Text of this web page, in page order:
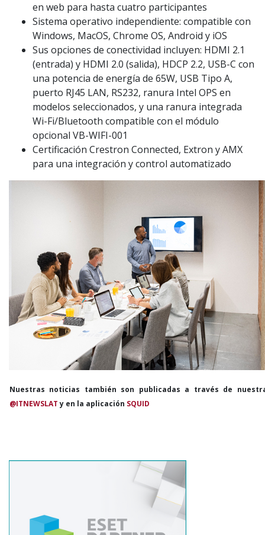
en web para hasta cuatro participantes
Sistema operativo independiente: compatible con
Windows, MacOS, Chrome OS, Android y iOS
Sus opciones de conectividad incluyen: HDMI 2.1
(entrada) y HDMI 2.0 (salida), HDCP 2.2, USB-C con
una potencia de energía de 65W, USB Tipo A,
puerto RJ45 LAN, RS232, ranura Intel OPS en
modelos seleccionados, y una ranura integrada
Wi-Fi/Bluetooth compatible con el módulo
opcional VB-WIFI-001
Certificación Crestron Connected, Extron y AMX
para una integración y control automatizado
Nuestras noticias también son publicadas a través de
@ITNEWSLATy en la aplicación SQUID